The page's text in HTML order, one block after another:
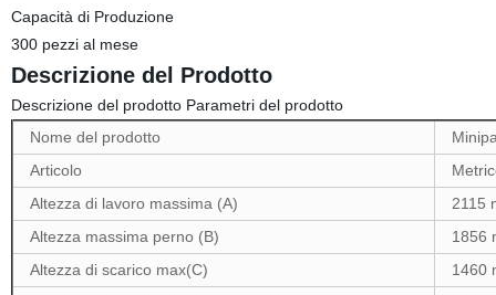
Capacità di Produzione
300 pezzi al mese
Descrizione del Prodotto
Descrizione del prodotto Parametri del prodotto
Nome del prodotto
Articolo
Altezza di lavoro massima (A)
2115
Altezza massima perno (B)
1856
Altezza di scarico max(C)
1460